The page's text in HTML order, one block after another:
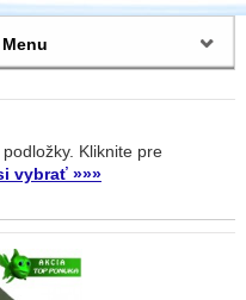
Kliknite pre
vybrať »»»
Menu